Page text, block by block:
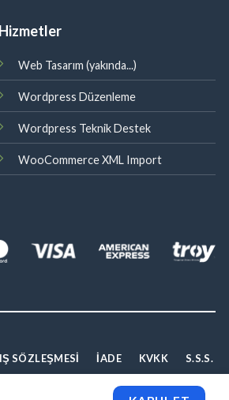
Hizmetler
Web Tasarım (yakında...)
Wordpress Düzenleme
Wordpress Teknik Destek
WooCommerce XML Import
SÖZLEŞMESI İADE KVKK S.S.S.